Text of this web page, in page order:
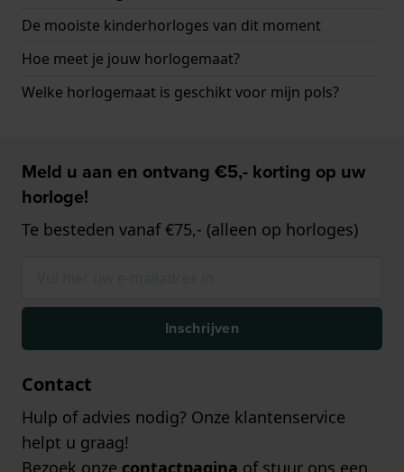
De mooiste kinderhorloges van dit moment
Hoe meet je jouw horlogemaat?
Welke horlogemaat is geschikt voor mijn pols?
Meld u aan en ontvang €5,- korting op uw
horloge!
Te besteden vanaf €75,- (alleen op horloges)
Inschrijven
Contact
Hulp of advies nodig? Onze klantenservice
helpt u graag!
Bezoek onze contactpagina of stuur ons een